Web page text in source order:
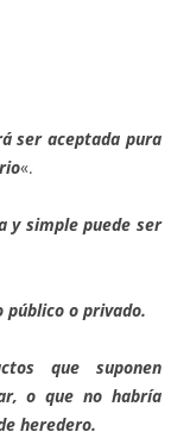
ser aceptada pura
«.
y simple puede ser
público o privado.
que suponen
o que no habría
heredero.